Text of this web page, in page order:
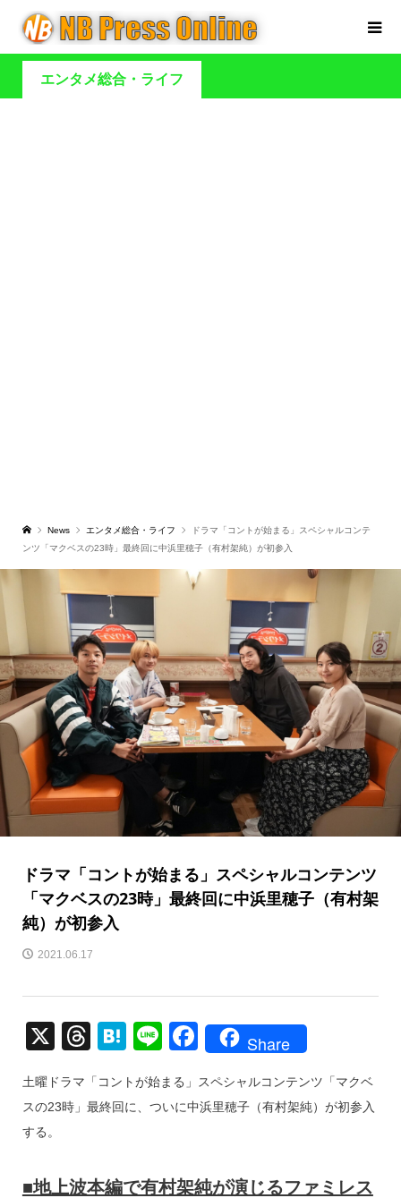
エンタメ総合・ライフ
News エンタメ総合・ライフ
ドラマ「コントが始まる」スペシャルコンテ
ンツ「マクベスの23時」最終回に中浜里穂子（有村架純）が初参入
ドラマ「コントが始まる」スペシャルコンテンツ
「マクベスの23時」最終回に中浜里穂子（有村架
純）が初参入
2021.06.17
X
T
e
a
s
H
e
n
Li
e
F
c
e
o
Share
土曜ドラマ「コントが始まる」スペシャルコンテンツ「マクベ
スの23時」最終回に、ついに中浜里穂子（有村架純）が初参入
する。
■地上波本編で有村架純が演じるファミレス